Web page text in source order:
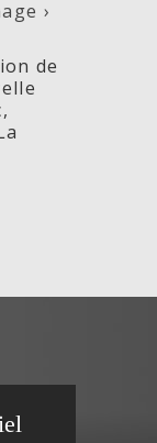
›
de